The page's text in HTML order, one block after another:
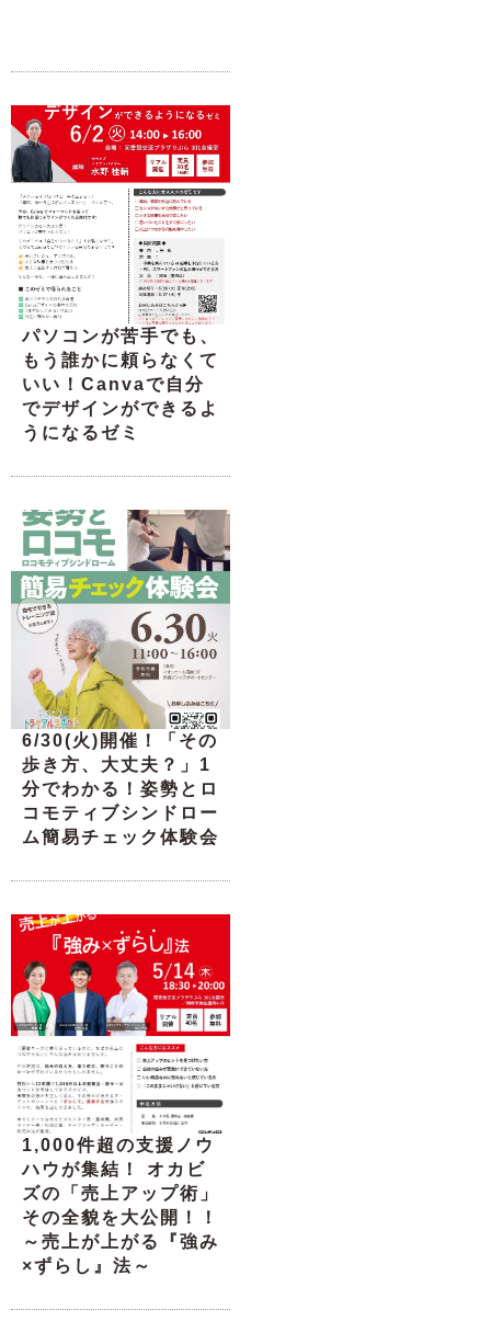
パソコンが苦手でも、
もう誰かに頼らなくて
いい！Canvaで自分
でデザインができるよ
うになるゼミ
6/30(火)開催！「その
歩き方、大丈夫？」1
分でわかる！姿勢とロ
コモティブシンドロー
ム簡易チェック体験会
1,000件超の支援ノウ
ハウが集結！ オカビ
ズの「売上アップ術」
その全貌を大公開！！
～売上が上がる『強み
×ずらし』法～